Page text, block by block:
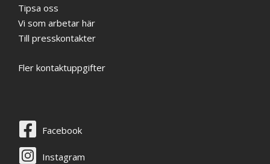
Tipsa oss
Vi som arbetar här
Till presskontakter
Fler kontaktuppgifter
Facebook
Instagram